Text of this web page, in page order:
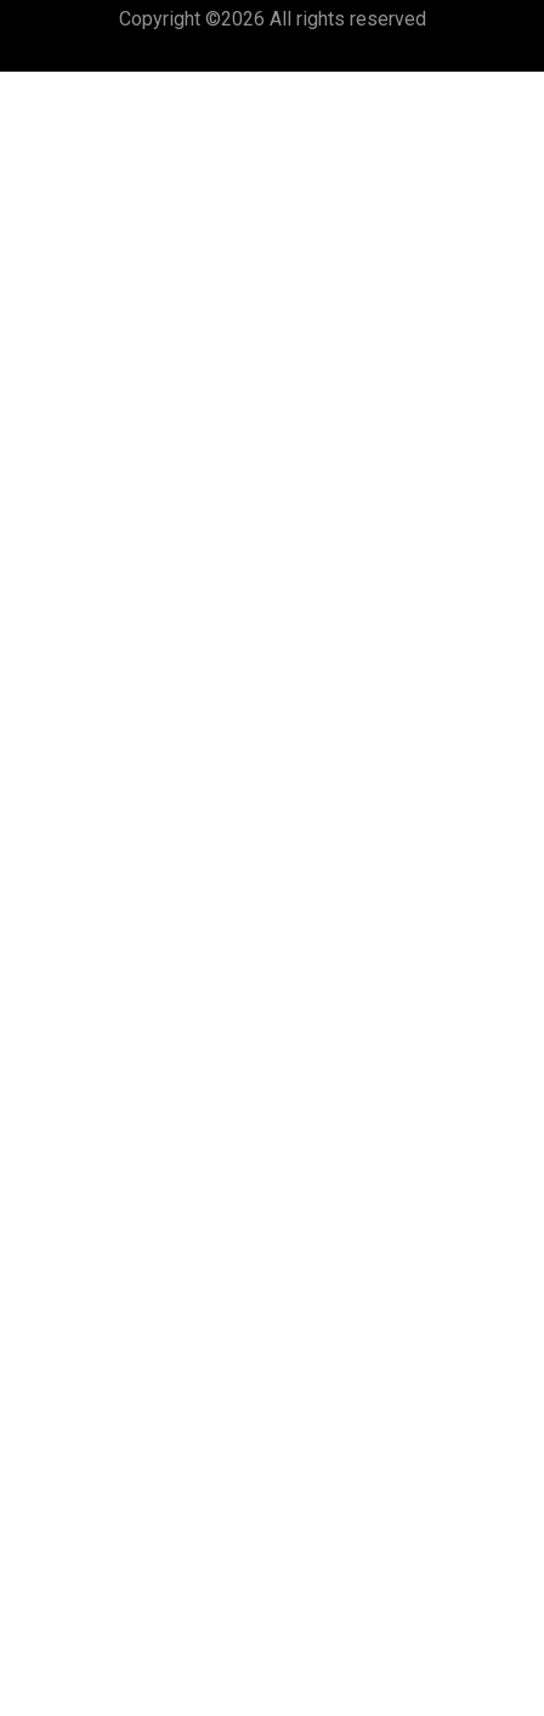
Copyright ©2026 All rights reserved